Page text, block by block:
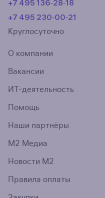
+7 495 136‑28‑18
+7 495 230‑00‑21
Круглосуточно
О компании
Вакансии
ИТ-деятельность
Помощь
Наши партнёры
М2 Медиа
Новости М2
Правила оплаты